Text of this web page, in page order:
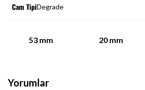
Cam TipiDegrade
53 mm 20 mm
Yorumlar